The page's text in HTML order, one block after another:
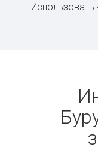
Использовать